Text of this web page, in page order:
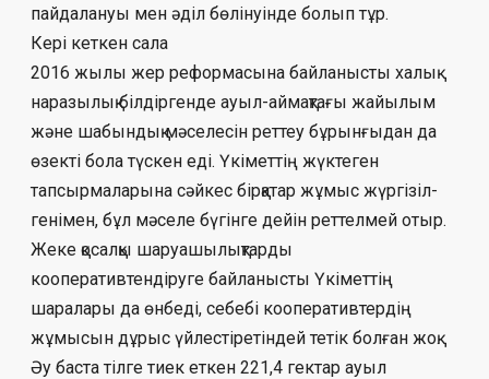
пайдалануы мен әділ бөлінуінде болып тұр.
Кері кеткен сала
2016 жылы жер реформасына байла­нысты халық
наразылық білдіргенде ауыл-ай­мақтағы жайылым
және шабындық мәсе­лесін реттеу бұрынғыдан да
өзекті бола түс­кен еді. Үкіметтің жүктеген
тапсырма­лары­на сәйкес бірқатар жұмыс жүргізіл­
генімен, бұл мәселе бүгінге дейін реттелмей отыр.
Жеке қосалқы шаруашылықтарды
кооперативтендіруге байланысты Үкіметтің
шаралары да өнбеді, себебі кооперативтердің
жұмысын дұрыс үйлестіретіндей тетік бол­ған жоқ.
Әу баста тілге тиек еткен 221,4 гектар ауыл